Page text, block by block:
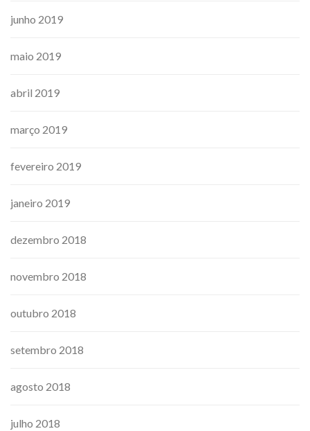
junho 2019
maio 2019
abril 2019
março 2019
fevereiro 2019
janeiro 2019
dezembro 2018
novembro 2018
outubro 2018
setembro 2018
agosto 2018
julho 2018